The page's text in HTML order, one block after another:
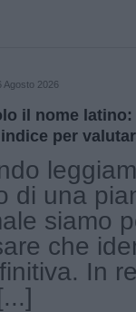
Agosto 2026
il nome
per
di una
siamo
che
In